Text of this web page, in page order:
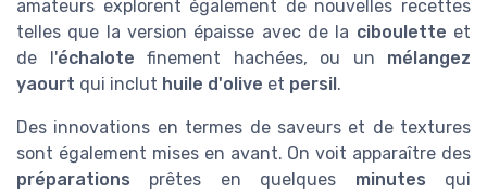
amateurs explorent également de nouvelles recettes
telles que la version épaisse avec de la ciboulette et
de l'échalote finement hachées, ou un mélangez
yaourt qui inclut huile d'olive et persil.
Des innovations en termes de saveurs et de textures
sont également mises en avant. On voit apparaître des
préparations prêtes en quelques minutes qui